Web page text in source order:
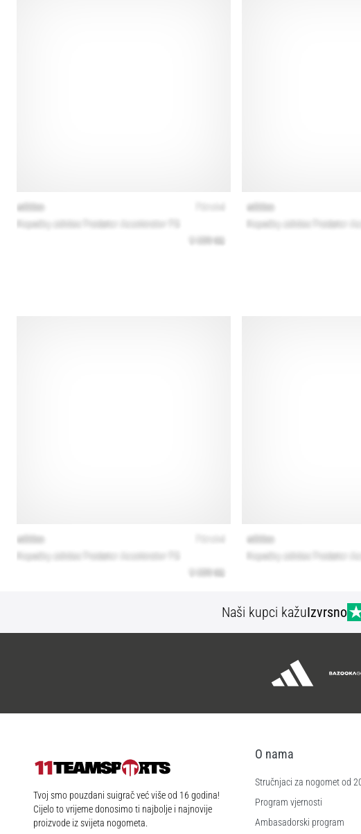
Naši kupci kažuIzvrsno
11teamsports.hr
Tvoj smo pouzdani suigrač već više od 16 godina!
Cijelo to vrijeme donosimo ti najbolje i najnovije
proizvode iz svijeta nogometa.
O nama
Stručnjaci za nogomet od
Program vjernosti
Ambasadorski program